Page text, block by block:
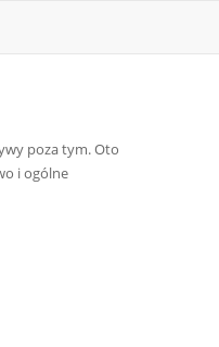
poza tym. Oto
i ogólne